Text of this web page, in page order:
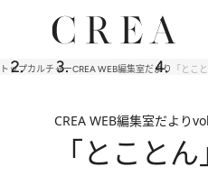
トップカルチャーCREA WEB編集室だより 「とこ
CREA WEB編集室だより
「とこと